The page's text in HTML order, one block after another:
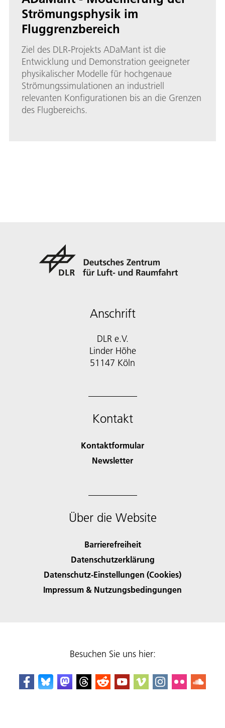
Strömungsphysik im
Fluggrenzbereich
Ziel des DLR-Projekts ADaMant ist die
Entwicklung und Demonstration geeigneter
physikalischer Modelle für hochgenaue
Strömungssimulationen an industriell
relevanten Konfigurationen bis an die Grenzen
des Flugbereichs.
Anschrift
DLR e.V.
Linder Höhe
51147 Köln
Kontakt
Kontaktformular
Newsletter
Über die Website
Barrierefreiheit
Datenschutzerklärung
Datenschutz-Einstellungen (Cookies)
Impressum & Nutzungsbedingungen
Besuchen Sie uns hier: